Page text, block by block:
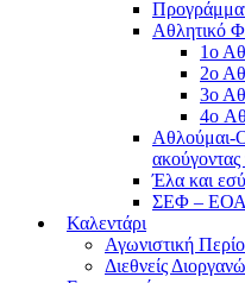
Αθλητικό
1ο
2ο
3ο
4o
Αθλούμαι-
Έλα και
ΣΕΦ – ΕΟΑΚ
Καλεντάρι
Αγωνιστική
Διεθνείς